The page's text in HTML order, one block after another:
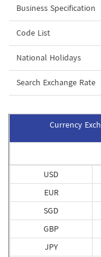
Business Specification
Code List
National Holidays
Search Exchange Rate
Currency
USD
EUR
SGD
GBP
JPY